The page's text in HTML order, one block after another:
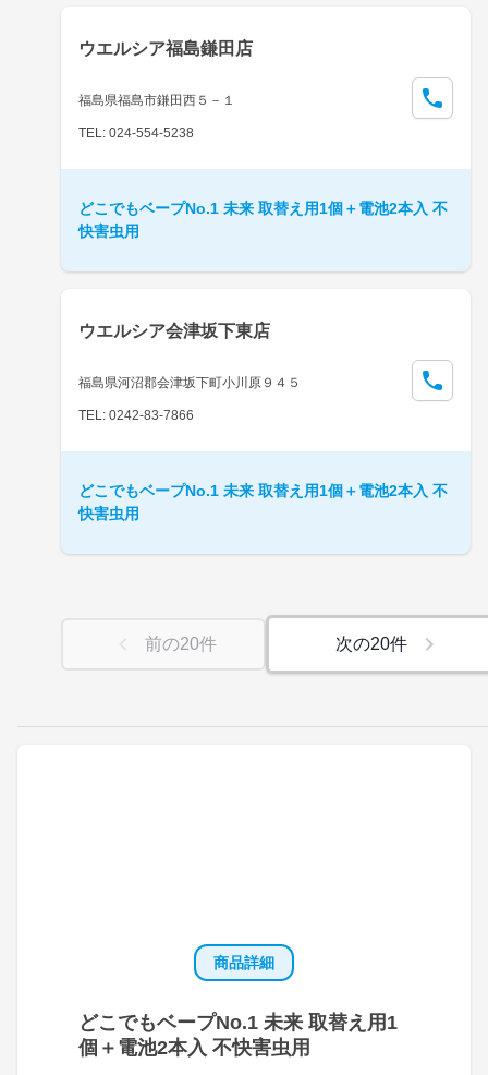
商品詳細
どこでもベープNo.1 未来 取替え用1
個＋電池2本入 不快害虫用
ウエルシア福島鎌田店
福島県福島市鎌田西５－１
TEL: 024-554-5238
どこでもベープNo.1 未来 取替え用1個＋電池2本入 不
快害虫用
ウエルシア会津坂下東店
福島県河沼郡会津坂下町小川原９４５
TEL: 0242-83-7866
どこでもベープNo.1 未来 取替え用1個＋電池2本入 不
快害虫用
前の20件 次の20件